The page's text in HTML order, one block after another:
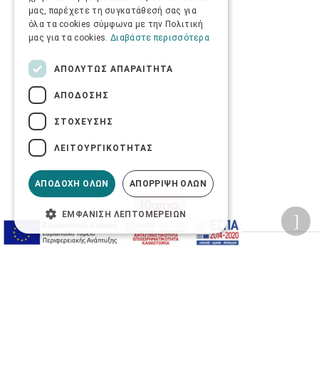
μας, παρέχετε τη συγκατάθεσή σας για
όλα τα cookies σύμφωνα με την Πολιτική
μας για τα cookies. Διαβάστε περισσότερα
ΑΠΟΛΎΤΩΣ ΑΠΑΡΑΊΤΗΤΑ
ΑΠΌΔΟΣΗΣ
ΣΤΌΧΕΥΣΗΣ
ΛΕΙΤΟΥΡΓΙΚΌΤΗΤΑΣ
ΑΠΟΔΟΧΉ ΌΛΩΝ ΑΠΌΡΡΙΨΗ ΌΛΩΝ
ΕΜΦΆΝΙΣΗ ΛΕΠΤΟΜΕΡΕΙΏΝ